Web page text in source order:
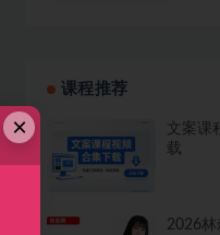
课程推荐
文案课
载
2026林
×